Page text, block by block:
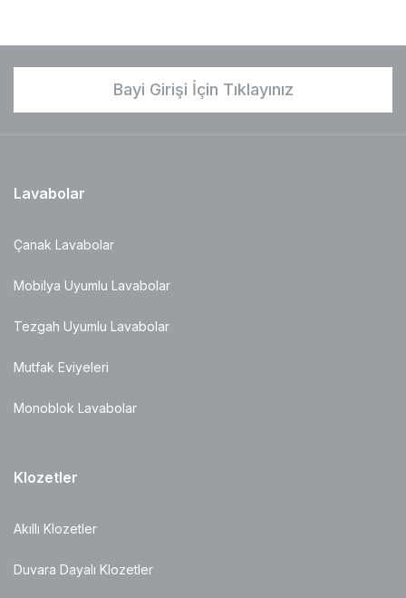
Bayi Girişi İçin Tıklayınız
Lavabolar
Çanak Lavabolar
Mobilya Uyumlu Lavabolar
Tezgah Uyumlu Lavabolar
Mutfak Eviyeleri
Monoblok Lavabolar
Klozetler
Akıllı Klozetler
Duvara Dayalı Klozetler